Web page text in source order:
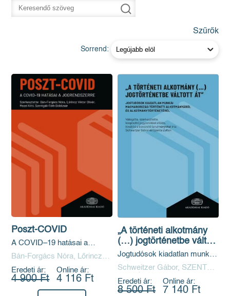
Szűrők
Sorrend:
Poszt-COVID
A COVID–19 hatásai a
jogrendszerre
Bán-Forgács Nóra, Lőrincz
Viktor Olivér, Mezei Kitti,
Szentgáli-Tóth Boldizsár
Eredeti ár:
4 900 Ft
Online ár:
4 116 Ft
„A történeti alkotmány
(…) jogtörténetbe váltott
át”
Jogtudósok kiadatlan munkái
Magyarország történeti
alkotmányáról és
alkotmánytörténetéről
Schweitzer Gábor, SZENTE
ZOLTÁN
Eredeti ár:
8 500 Ft
Online ár:
7 140 Ft